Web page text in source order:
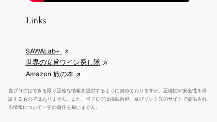
Links
SAWALab+
世界の安旨ワイン探し隊
Amazon 旅の本
当ブログはできる限り正確な情報を提供するように努めておりますが、正確性や安全性を保
証するものではありません。また、当ブログは掲載内容、及びリンク先のサイトで提供され
る情報について一切の責任を負いません。